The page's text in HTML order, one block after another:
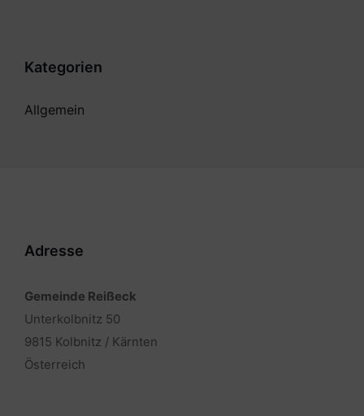
Kategorien
Allgemein
Adresse
Gemeinde Reißeck
Unterkolbnitz 50
9815 Kolbnitz / Kärnten
Österreich